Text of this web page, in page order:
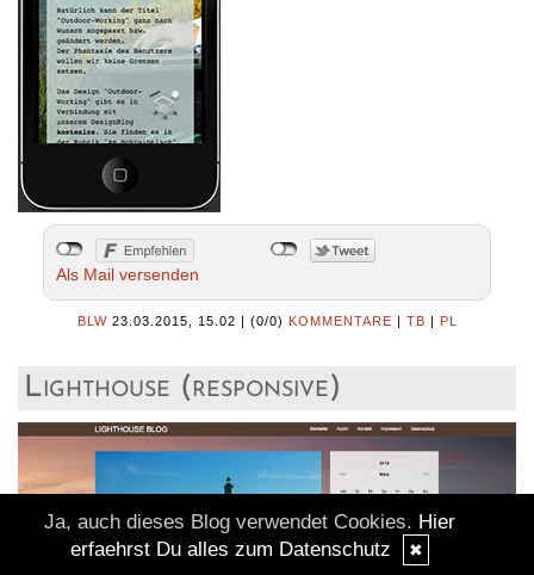
Als Mail versenden
BLW 23.03.2015, 15.02 | (0/0) KOMMENTARE | TB | PL
Lighthouse (responsive)
Ja, auch dieses Blog verwendet Cookies. Hier
erfaehrst Du alles zum Datenschutz
✖